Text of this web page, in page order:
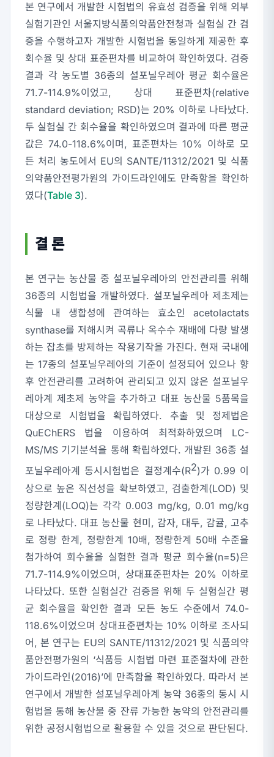
본 연구에서 개발한 시험법의 유효성 검증을 위해 외부
실험기관인 서울지방식품의약품안전청과 실험실 간 검
증을 수행하고자 개발한 시험법을 동일하게 제공한 후
회수율 및 상대 표준편차를 비교하여 확인하였다. 검증
결과 각 농도별 36종의 설포닐우레아 평균 회수율은
71.7-114.9%이었고, 상대 표준편차(relative
standard deviation; RSD)는 20% 이하로 나타났다.
두 실험실 간 회수율을 확인하였으며 결과에 따른 평균
값은 74.0-118.6%이며, 표준편차는 10% 이하로 모
든 처리 농도에서 EU의 SANTE/11312/2021 및 식품
의약품안전평가원의 가이드라인에도 만족함을 확인하
였다(Table 3).
결 론
본 연구는 농산물 중 설포닐우레아의 안전관리를 위해
36종의 시험법을 개발하였다. 설포닐우레아 제초제는
식물 내 생합성에 관여하는 효소인 acetolactats
synthase를 저해시켜 곡류나 옥수수 재배에 다량 발생
하는 잡초를 방제하는 작용기작을 가진다. 현재 국내에
는 17종의 설포닐우레아의 기준이 설정되어 있으나 향
후 안전관리를 고려하여 관리되고 있지 않은 설포닐우
레아계 제초제 농약을 추가하고 대표 농산물 5품목을
대상으로 시험법을 확립하였다. 추출 및 정제법은
QuEChERS 법을 이용하여 최적화하였으며 LC-
MS/MS 기기분석을 통해 확립하였다. 개발된 36종 설
포닐우레아계 동시시험법은 결정계수(R2)가 0.99 이
상으로 높은 직선성을 확보하였고, 검출한계(LOD) 및
정량한계(LOQ)는 각각 0.003 mg/kg, 0.01 mg/kg
로 나타났다. 대표 농산물 현미, 감자, 대두, 감귤, 고추
로 정량 한계, 정량한계 10배, 정량한계 50배 수준을
첨가하여 회수율을 실험한 결과 평균 회수율(n=5)은
71.7-114.9%이었으며, 상대표준편차는 20% 이하로
나타났다. 또한 실험실간 검증을 위해 두 실험실간 평
균 회수율을 확인한 결과 모든 농도 수준에서 74.0-
118.6%이었으며 상대표준편차는 10% 이하로 조사되
어, 본 연구는 EU의 SANTE/11312/2021 및 식품의약
품안전평가원의 ‘식품등 시험법 마련 표준절차에 관한
가이드라인(2016)’에 만족함을 확인하였다. 따라서 본
연구에서 개발한 설포닐우레아계 농약 36종의 동시 시
험법을 통해 농산물 중 잔류 가능한 농약의 안전관리를
위한 공정시험법으로 활용할 수 있을 것으로 판단된다.